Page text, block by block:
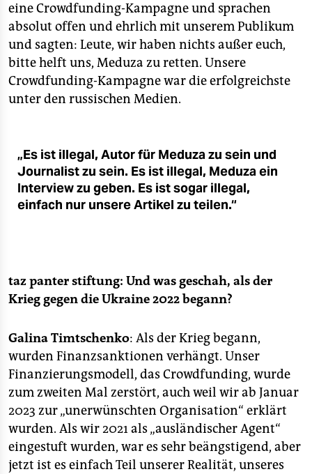
eine Crowdfunding-Kampagne und sprachen
absolut offen und ehrlich mit unserem Publikum
und sagten: Leute, wir haben nichts außer euch,
bitte helft uns, Meduza zu retten. Unsere
Crowdfunding-Kampagne war die erfolgreichste
unter den russischen Medien.
„Es ist illegal, Autor für Meduza zu sein und
Journalist zu sein. Es ist illegal, Meduza ein
Interview zu geben. Es ist sogar illegal,
einfach nur unsere Artikel zu teilen.“
taz panter stiftung: Und was geschah, als der
Krieg gegen die Ukraine 2022 begann?
Galina Timtschenko: Als der Krieg begann,
wurden Finanzsanktionen verhängt. Unser
Finanzierungsmodell, das Crowdfunding, wurde
zum zweiten Mal zerstört, auch weil wir ab Januar
2023 zur „unerwünschten Organisation“ erklärt
wurden. Als wir 2021 als „ausländischer Agent“
eingestuft wurden, war es sehr beängstigend, aber
jetzt ist es einfach Teil unserer Realität, unseres